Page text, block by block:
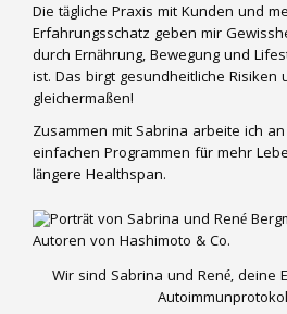
Die tägliche Praxis mit Kunden und
Erfahrungsschatz geben mir
durch Ernährung, Bewegung und
ist. Das birgt gesundheitliche Risiken
gleichermaßen!
Zusammen mit Sabrina arbeite ich
einfachen Programmen für mehr
längere Healthspan.
Wir sind Sabrina und René, deine